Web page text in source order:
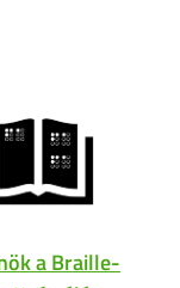
a Braille-